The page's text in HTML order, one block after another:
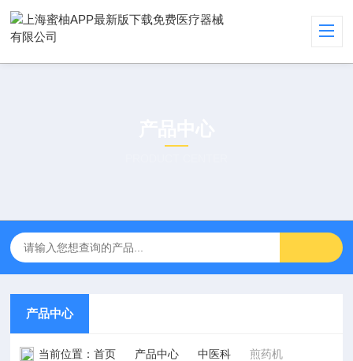
产品中心
当前位置：首页 产品中心 中医科 煎药机